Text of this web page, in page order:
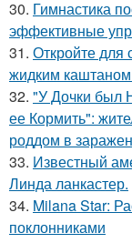
30. Гимнастика
эффективные
31. Откройте для
жидким
32. "У Дочки был
ее Кормить":
роддом в
33. Известный
Линда ланкастер.
34. Milana Star:
поклонниками